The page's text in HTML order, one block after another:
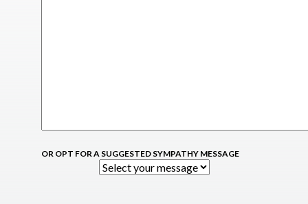
OR OPT FOR A SUGGESTED SYMPATHY MESSAGE